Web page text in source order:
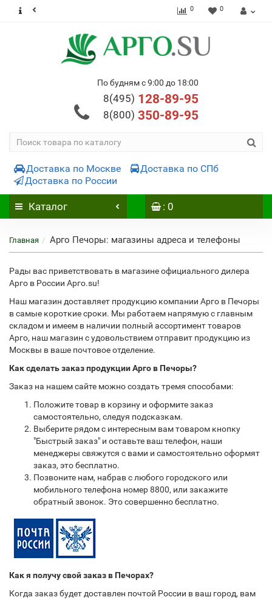
0 0
По будням с 9:00 до 18:00
8(495) 128-89-95
8(800) 350-89-95
Доставка по Москве
Доставка по СПб
Доставка по России
Каталог : 0
Главная Арго Печоры: магазины адреса и телефоны
Рады вас приветствовать в магазине официального дилера
Арго в России Арго.su!
Наш магазин доставляет продукцию компании Арго в Печоры
в самые короткие сроки. Мы работаем напрямую с главным
складом и имеем в наличии полный ассортимент товаров
Арго, наш магазин с удовольствием отправит продукцию из
Москвы в ваше почтовое отделение.
Как сделать заказ продукции Арго в Печоры?
Заказ на нашем сайте можно создать тремя способами:
Положите товар в корзину и оформите заказ
самостоятельно, следуя подсказкам.
Выберите рядом с интересным вам товаром кнопку
"Быстрый заказ" и оставьте ваш телефон, наши
менеджеры свяжутся с вами и самостоятельно оформят
заказ, это бесплатно.
Позвоните нам, набрав с любого городского или
мобильного телефона номер 8800, или закажите
обратный звонок. Это совершенно бесплатно.
Как я получу свой заказ в Печорах?
Когда заказ будет доставлен почтой России в ваш город, вам